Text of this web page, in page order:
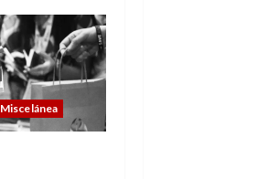
Miscelánea